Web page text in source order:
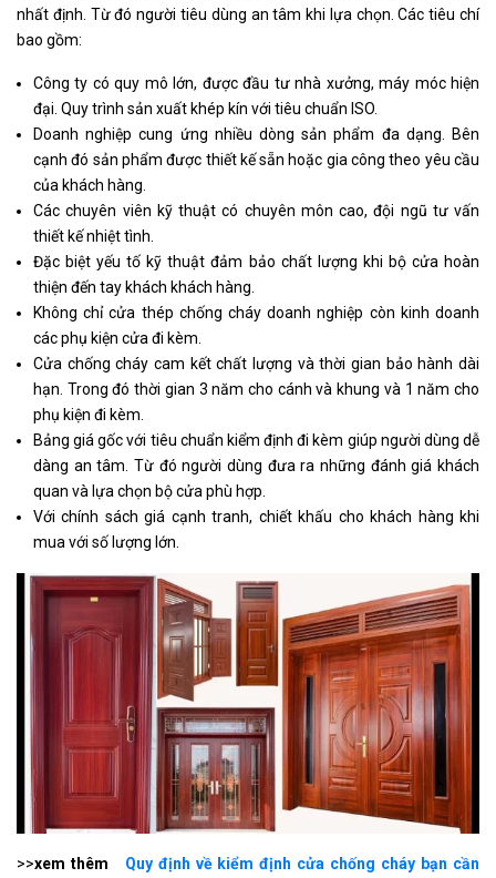
nhất định. Từ đó người tiêu dùng an tâm khi lựa chọn. Các tiêu chí
bao gồm:
Công ty có quy mô lớn, được đầu tư nhà xưởng, máy móc hiện
đại. Quy trình sản xuất khép kín với tiêu chuẩn ISO.
Doanh nghiệp cung ứng nhiều dòng sản phẩm đa dạng. Bên
cạnh đó sản phẩm được thiết kế sẵn hoặc gia công theo yêu cầu
của khách hàng.
Các chuyên viên kỹ thuật có chuyên môn cao, đội ngũ tư vấn
thiết kế nhiệt tình.
Đặc biệt yếu tố kỹ thuật đảm bảo chất lượng khi bộ cửa hoàn
thiện đến tay khách khách hàng.
Không chỉ cửa thép chống cháy doanh nghiệp còn kinh doanh
các phụ kiện cửa đi kèm.
Cửa chống cháy cam kết chất lượng và thời gian bảo hành dài
hạn. Trong đó thời gian 3 năm cho cánh và khung và 1 năm cho
phụ kiện đi kèm.
Bảng giá gốc với tiêu chuẩn kiểm định đi kèm giúp người dùng dễ
dàng an tâm. Từ đó người dùng đưa ra những đánh giá khách
quan và lựa chọn bộ cửa phù hợp.
Với chính sách giá cạnh tranh, chiết khấu cho khách hàng khi
mua với số lượng lớn.
>>xem thêm
Quy định về kiểm định cửa chống cháy bạn cần